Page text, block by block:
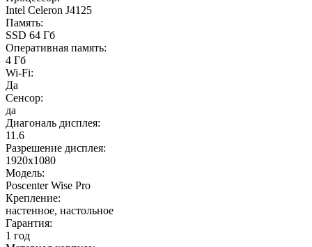
Intel Celeron J4125
Память:
SSD 64 Гб
Оперативная память:
4 Гб
Wi-Fi:
Да
Сенсор:
да
Диагональ дисплея:
11.6
Разрешение дисплея:
1920x1080
Модель:
Poscenter Wise Pro
Крепление:
настенное, настольное
Гарантия:
1 год